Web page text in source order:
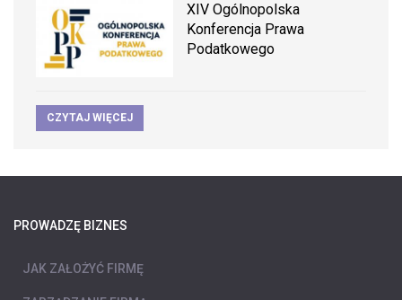
XIV Ogólnopolska
Konferencja Prawa
Podatkowego
CZYTAJ WIĘCEJ
PROWADZĘ BIZNES
JAK ZAŁOŻYĆ FIRMĘ